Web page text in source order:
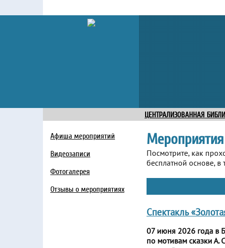
ЦЕНТРАЛИЗОВАННАЯ
Афиша мероприятий
Видеозаписи
Фотогалерея
Отзывы о мероприятиях
Мероприятия
Посмотрите, как
бесплатной основе,
Спектакль
07 июня 2026 года в
по мотивам сказки А.